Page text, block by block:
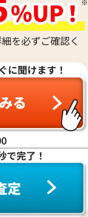
を必ずご確認く
に聞けます！
で完了！